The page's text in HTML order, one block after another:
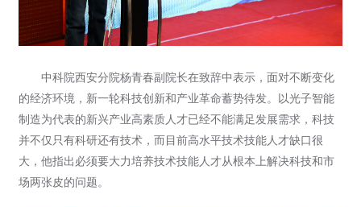
中科院西安分院杨青春副院长在致辞中表示，面对不断变化
的经济环境，新一轮科技创新和产业革命蓄势待发。以光子智能
制造为代表的新兴产业高素质人才已经不能满足发展需求，科技
并不仅只有科研还有技术，而目前高水平技术技能人才缺口很
大，他指出必须要大力培养技术技能人才从根本上解决科技和市
场两张皮的问题。